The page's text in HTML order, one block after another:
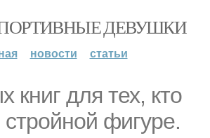
СПОРТИВНЫЕ ДЕВУШКИ
новости статьи
книг для тех, кто
стройной фигуре.